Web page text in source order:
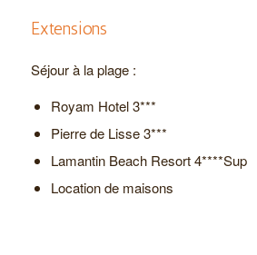
Extensions
Séjour à la plage :
Royam Hotel 3***
Pierre de Lisse 3***
Lamantin Beach Resort 4****Sup
Location de maisons